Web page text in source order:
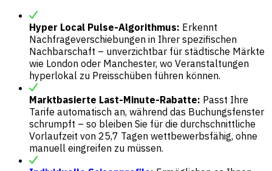
Hyper Local Pulse-Algorithmus: Erkennt
Nachfrageverschiebungen in Ihrer spezifischen
Nachbarschaft – unverzichtbar für städtische Märkte
wie London oder Manchester, wo Veranstaltungen
hyperlokal zu Preisschüben führen können.
Marktbasierte Last-Minute-Rabatte: Passt Ihre
Tarife automatisch an, während das Buchungsfenster
schrumpft – so bleiben Sie für die durchschnittliche
Vorlaufzeit von 25,7 Tagen wettbewerbsfähig, ohne
manuell eingreifen zu müssen.